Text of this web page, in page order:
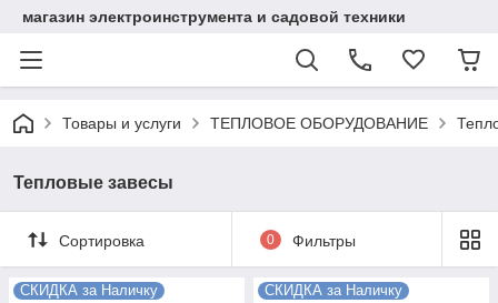
магазин электроинструмента и садовой техники
Товары и услуги ТЕПЛОВОЕ ОБОРУДОВАНИЕ
Тепловые завесы
Сортировка 0 Фильтры
СКИДКА за Наличку СКИДКА за Наличку